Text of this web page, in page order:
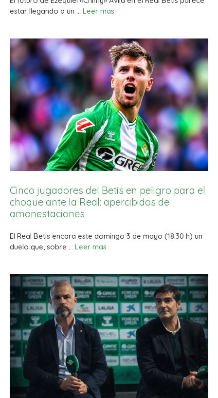
estar llegando a un … Leer mas
Cinco jugadores del Betis en peligro para el
choque ante la Real: apercibidos de
amonestaciones
El Real Betis encara este domingo 3 de mayo (18:30 h) un
duelo que, sobre … Leer mas